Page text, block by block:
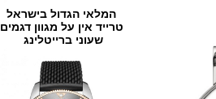
המלאי הגדול בישראל
טרייד אין על מגוון דגמים
שעוני ברייטלינג